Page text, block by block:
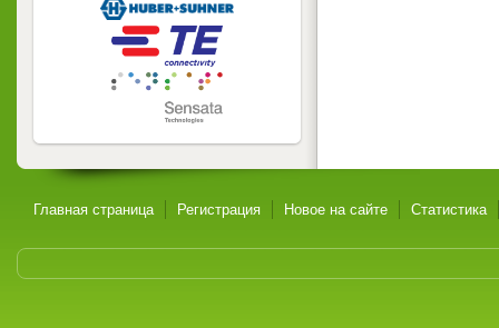
Главная страница Регистрация Новое на сайте Статистика